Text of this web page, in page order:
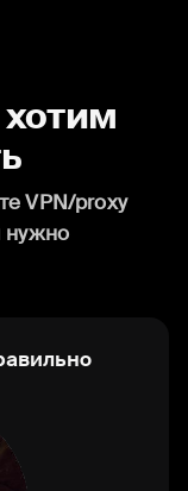
VPN/proxy
нужно